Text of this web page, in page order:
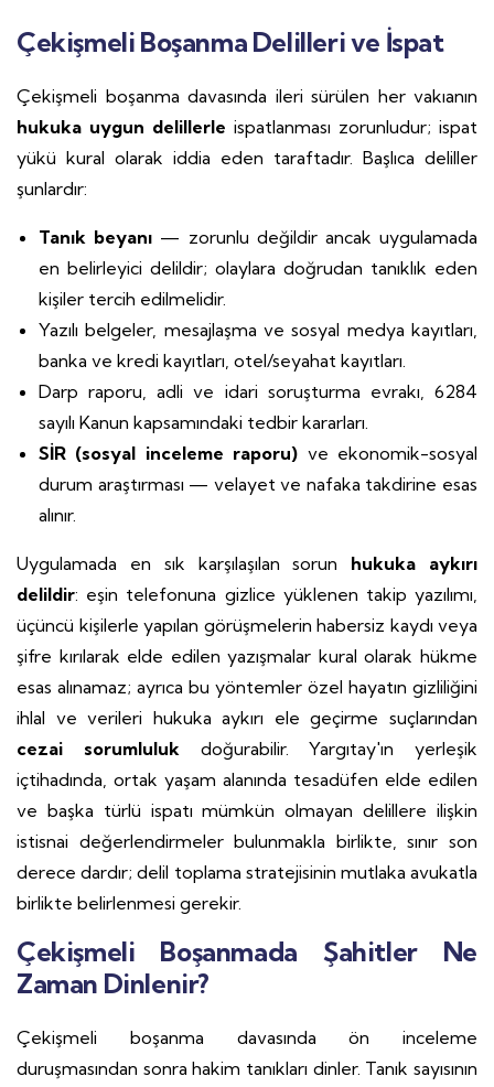
Çekişmeli Boşanma Delilleri ve İspat
Çekişmeli boşanma davasında ileri sürülen her vakıanın
hukuka uygun delillerle ispatlanması zorunludur; ispat
yükü kural olarak iddia eden taraftadır. Başlıca deliller
şunlardır:
Tanık beyanı — zorunlu değildir ancak uygulamada
en belirleyici delildir; olaylara doğrudan tanıklık eden
kişiler tercih edilmelidir.
Yazılı belgeler, mesajlaşma ve sosyal medya kayıtları,
banka ve kredi kayıtları, otel/seyahat kayıtları.
Darp raporu, adli ve idari soruşturma evrakı, 6284
sayılı Kanun kapsamındaki tedbir kararları.
SİR (sosyal inceleme raporu) ve ekonomik-sosyal
durum araştırması — velayet ve nafaka takdirine esas
alınır.
Uygulamada en sık karşılaşılan sorun hukuka aykırı
delildir: eşin telefonuna gizlice yüklenen takip yazılımı,
üçüncü kişilerle yapılan görüşmelerin habersiz kaydı veya
şifre kırılarak elde edilen yazışmalar kural olarak hükme
esas alınamaz; ayrıca bu yöntemler özel hayatın gizliliğini
ihlal ve verileri hukuka aykırı ele geçirme suçlarından
cezai sorumlulukdoğurabilir. Yargıtay'ın yerleşik
içtihadında, ortak yaşam alanında tesadüfen elde edilen
ve başka türlü ispatı mümkün olmayan delillere ilişkin
istisnai değerlendirmeler bulunmakla birlikte, sınır son
derece dardır; delil toplama stratejisinin mutlaka avukatla
birlikte belirlenmesi gerekir.
Çekişmeli Boşanmada Şahitler Ne
Zaman Dinlenir?
Çekişmeli boşanma davasında ön inceleme
duruşmasından sonra hakim tanıkları dinler. Tanık sayısının